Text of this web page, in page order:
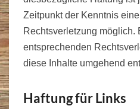
Zeitpunkt der Kenntnis
Rechtsverletzung möglich.
entsprechenden
diese Inhalte umgehend
Haftung für Links